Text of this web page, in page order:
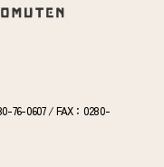
76-0607 / FAX：0280-